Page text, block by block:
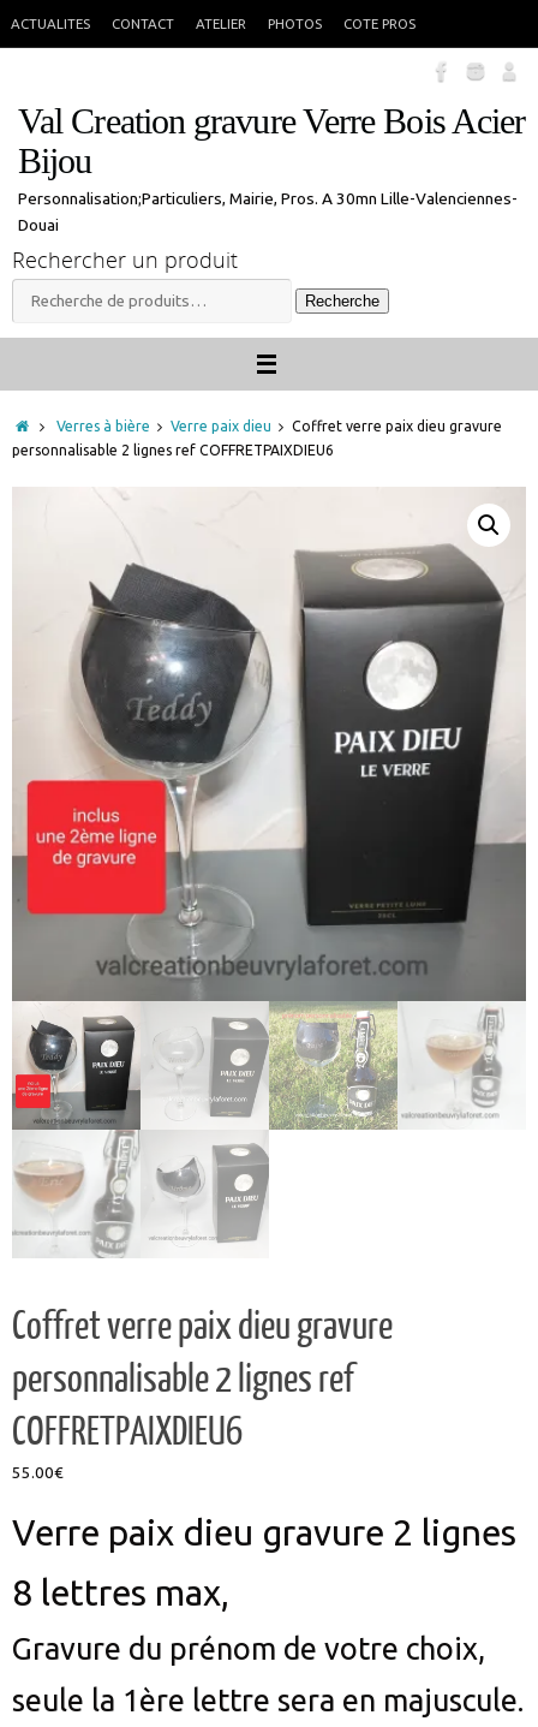
seront traitées à mon retour.
ACTUALITES CONTACT ATELIER PHOTOS COTE PROS
Val Creation gravure Verre Bois Acier
Bijou
Personnalisation;Particuliers, Mairie, Pros. A 30mn Lille-Valenciennes-
Douai
Rechercher un produit
Recherche
pour :
Recherche
Accueil
Verres à bière Verre paix dieu
Coffret verre paix dieu gravure
personnalisable 2 lignes ref COFFRETPAIXDIEU6
Coffret verre paix dieu gravure
personnalisable 2 lignes ref
COFFRETPAIXDIEU6
55.00€
Verre paix dieu gravure 2 lignes
8 lettres max,
Gravure du prénom de votre choix,
seule la 1ère lettre sera en majuscule.